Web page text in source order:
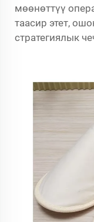
мөөнөттүү
таасир этет,
стратегиялык